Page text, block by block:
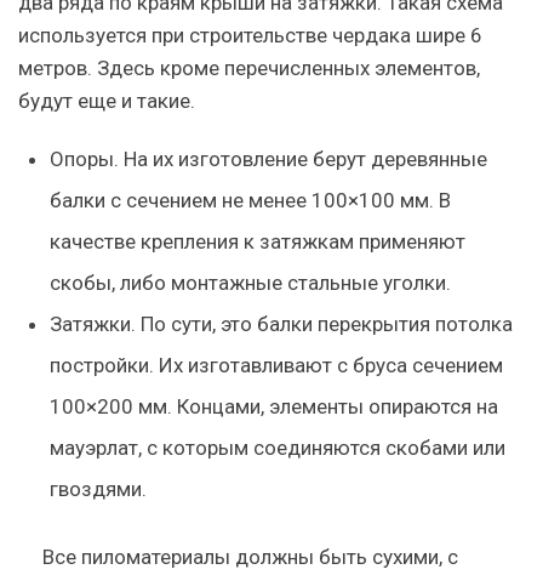
используется при строительстве чердака шире 6
метров. Здесь кроме перечисленных элементов,
будут еще и такие.
Опоры. На их изготовление берут деревянные
балки с сечением не менее 100×100 мм. В
качестве крепления к затяжкам применяют
скобы, либо монтажные стальные уголки.
Затяжки. По сути, это балки перекрытия потолка
постройки. Их изготавливают с бруса сечением
100×200 мм. Концами, элементы опираются на
мауэрлат, с которым соединяются скобами или
гвоздями.
Все пиломатериалы должны быть сухими, с